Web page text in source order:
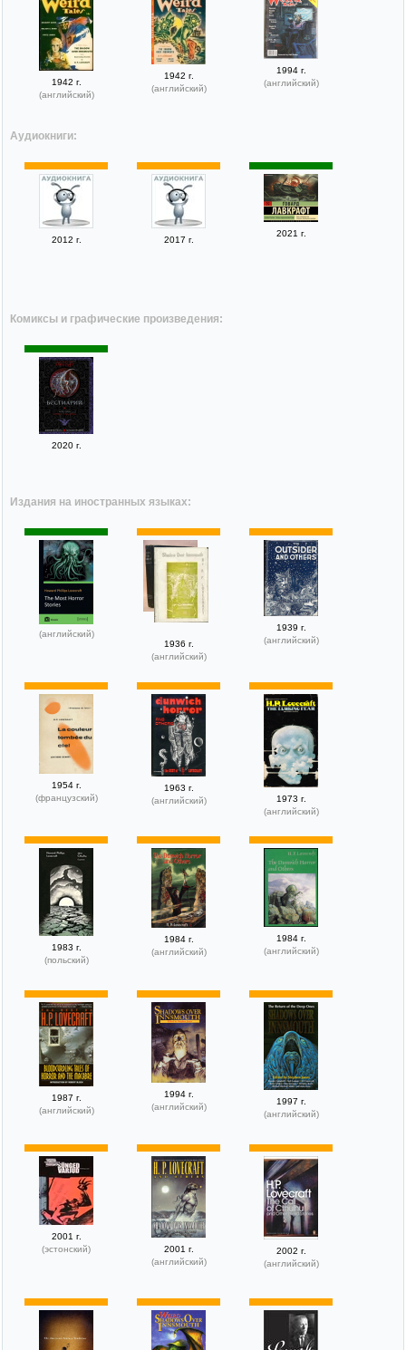
1942 г.
(английский)
1942 г.
(английский)
1994 г.
(английский)
Аудиокниги:
2012 г. 2017 г.
2021 г.
Комиксы и графические произведения:
2020 г.
Издания на иностранных языках:
(английский)
1936 г.
(английский)
1939 г.
(английский)
1954 г.
(французский)
1963 г.
(английский)
1973 г.
(английский)
1983 г.
(польский)
1984 г.
(английский)
1984 г.
(английский)
1987 г.
(английский)
1994 г.
(английский)
1997 г.
(английский)
2001 г.
(эстонский)
2001 г.
(английский)
2002 г.
(английский)